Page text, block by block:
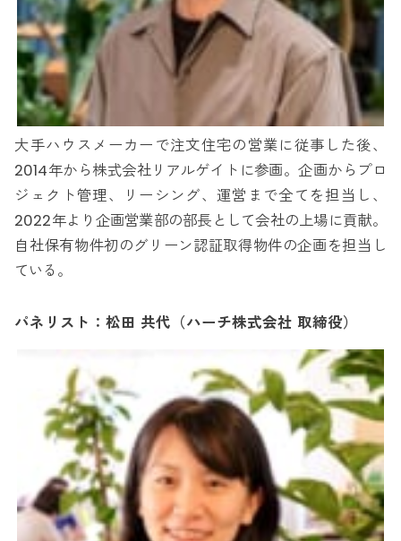
大手ハウスメーカーで注文住宅の営業に従事した後、
2014年から株式会社リアルゲイトに参画。企画からプロ
ジェクト管理、リーシング、運営まで全てを担当し、
2022年より企画営業部の部長として会社の上場に貢献。
自社保有物件初のグリーン認証取得物件の企画を担当し
ている。
パネリスト：松田 共代（ハーチ株式会社 取締役）